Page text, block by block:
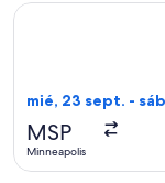
mié, 23 sept. -
MSP
Minneapolis
Seleccionar vuelo